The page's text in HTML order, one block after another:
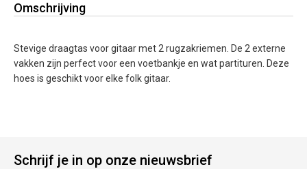
Omschrijving
Stevige draagtas voor gitaar met 2 rugzakriemen. De 2 externe
vakken zijn perfect voor een voetbankje en wat partituren. Deze
hoes is geschikt voor elke folk gitaar.
Schrijf je in op onze nieuwsbrief